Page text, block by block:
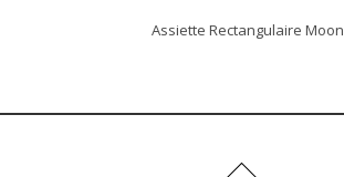
Assiette Rectangulaire Moon